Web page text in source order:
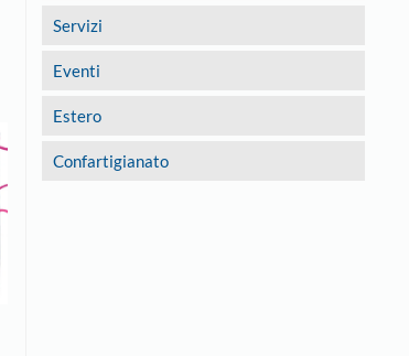
Servizi
Eventi
Estero
Confartigianato